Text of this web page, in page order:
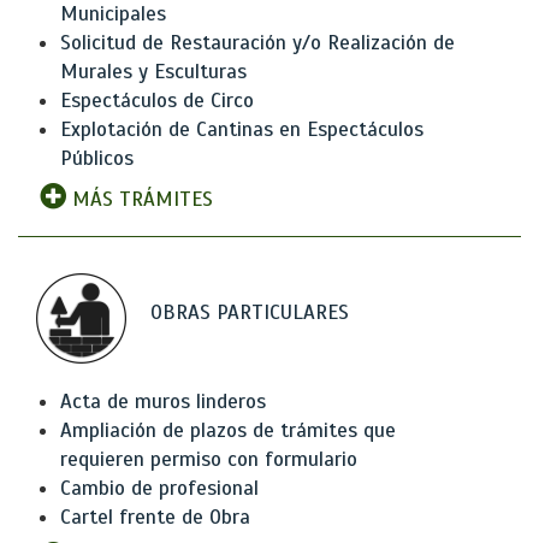
Municipales
Solicitud de Restauración y/o Realización de
Murales y Esculturas
Espectáculos de Circo
Explotación de Cantinas en Espectáculos
Públicos
MÁS TRÁMITES
OBRAS PARTICULARES
Acta de muros linderos
Ampliación de plazos de trámites que
requieren permiso con formulario
Cambio de profesional
Cartel frente de Obra